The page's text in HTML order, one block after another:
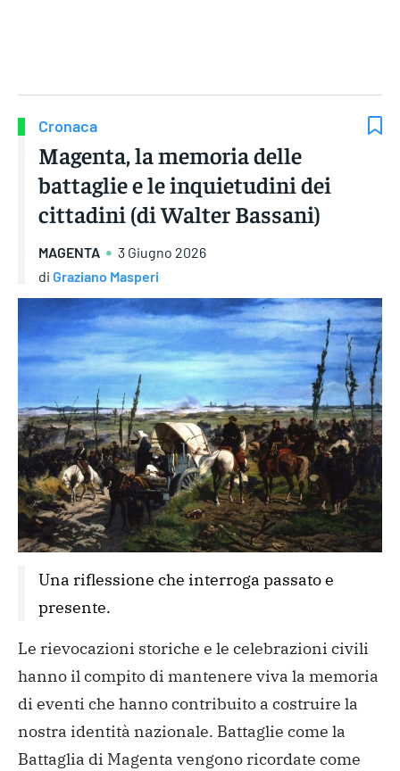
Cronaca
Magenta, la memoria delle
battaglie e le inquietudini dei
cittadini (di Walter Bassani)
MAGENTA
3 Giugno 2026
di Graziano Masperi
Una riflessione che interroga passato e
presente.
Le rievocazioni storiche e le celebrazioni civili
hanno il compito di mantenere viva la memoria
di eventi che hanno contribuito a costruire la
nostra identità nazionale. Battaglie come la
Battaglia di Magenta vengono ricordate come